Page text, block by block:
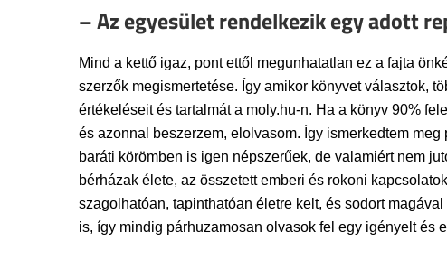
– Az egyesület rendelkezik egy adott
Mind a kettő igaz, pont ettől megunhatatlan ez a fajta
szerzők megismertetése. Így amikor könyvet választok,
értékeléseit és tartalmát a moly.hu-n. Ha a könyv 90%
és azonnal beszerzem, elolvasom. Így ismerkedtem
baráti körömben is igen népszerűek, de valamiért nem
bérházak élete, az összetett emberi és rokoni
szagolhatóan, tapinthatóan életre kelt, és sodort
is, így mindig párhuzamosan olvasok fel egy igényelt és